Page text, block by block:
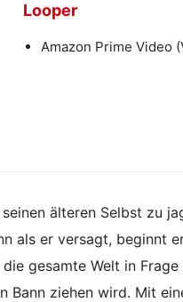
Looper
Amazon Prime Video
älteren Selbst zu
als er versagt, beginnt
gesamte Welt in
Bann ziehen wird. Mit